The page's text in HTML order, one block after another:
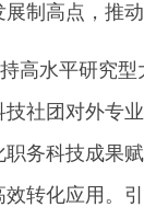
展制高点，推
高水平研究型
技社团对外专
职务科技成果
效转化应用。